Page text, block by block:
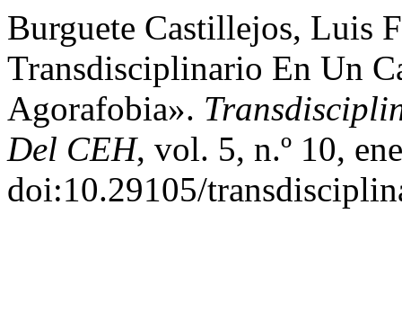
Burguete Castillejos, Luis
Transdisciplinario En Un
Agorafobia».
Del CEH, vol. 5, n.º 10,
doi:10.29105/